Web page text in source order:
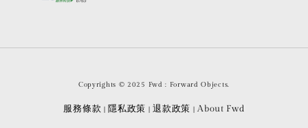
Copyrights © 2025 Fwd : Forward Objects.
服務條款 隱私政策 |退款政策 |About Fwd